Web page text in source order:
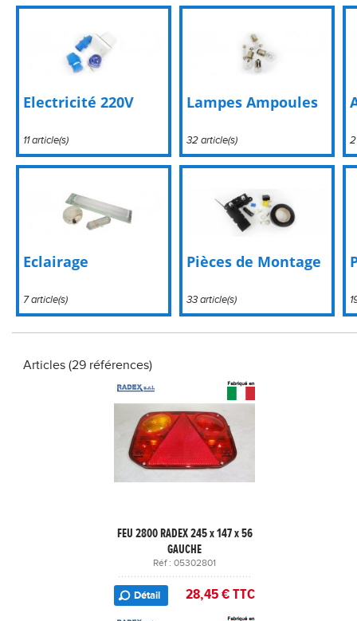
Electricité 220V
11 article(s)
Lampes Ampoules
32 article(s)
Eclairage
7 article(s)
Pièces de Montage
33 article(s)
Articles (29 références)
FEU 2800 RADEX 245 x 147 x 56
GAUCHE
Réf : 05302801
Détail 28,45 € TTC